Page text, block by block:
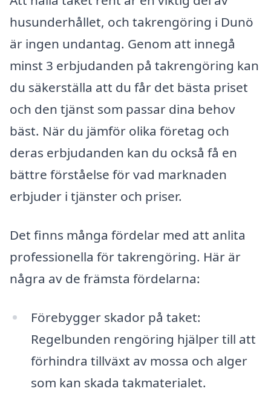
husunderhållet, och takrengöring i Dunö
är ingen undantag. Genom att innegå
minst 3 erbjudanden på takrengöring kan
du säkerställa att du får det bästa priset
och den tjänst som passar dina behov
bäst. När du jämför olika företag och
deras erbjudanden kan du också få en
bättre förståelse för vad marknaden
erbjuder i tjänster och priser.
Det finns många fördelar med att anlita
professionella för takrengöring. Här är
några av de främsta fördelarna:
Förebygger skador på taket:
Regelbunden rengöring hjälper till att
förhindra tillväxt av mossa och alger
som kan skada takmaterialet.